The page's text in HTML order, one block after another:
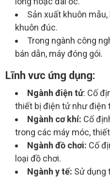
Sản xuất khuôn
khuôn đúc.
Trong ngành công
bán dẫn, máy đóng gói.
Lĩnh vưc ứng dụng:
Ngành điện tử: Cố
thiết bị điện tử như điện
Ngành cơ khí: Cố
trong các máy móc,
Ngành đồ chơi: Cố
loại đồ chơi.
Ngành y tế: Sử dụng